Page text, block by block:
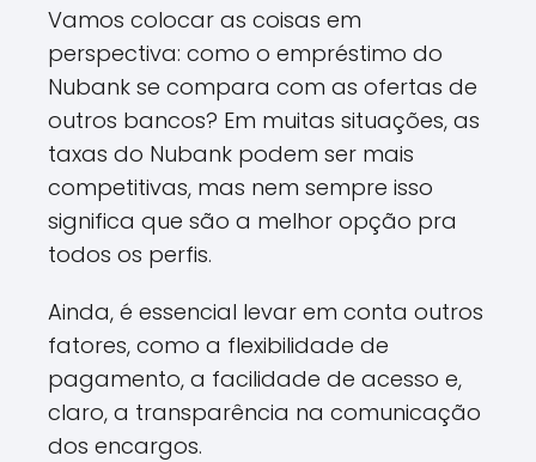
Vamos colocar as coisas em
perspectiva: como o empréstimo do
Nubank se compara com as ofertas de
outros bancos? Em muitas situações, as
taxas do Nubank podem ser mais
competitivas, mas nem sempre isso
significa que são a melhor opção pra
todos os perfis.
Ainda, é essencial levar em conta outros
fatores, como a flexibilidade de
pagamento, a facilidade de acesso e,
claro, a transparência na comunicação
dos encargos.